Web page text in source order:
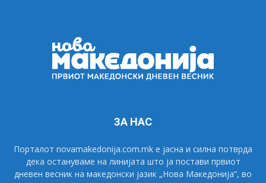
ЗА НАС
Порталот novamakedonija.com.mk е јасна и силна потврда
дека остануваме на линијата што ја постави првиот
дневен весник на македонски јазик „Нова Македонија“, во